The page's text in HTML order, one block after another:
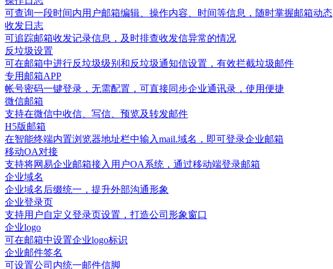
可查询一段时间内用户邮箱编辑、操作内容、时间等信息，随时掌握邮箱动态
收发日志
可追踪邮箱收发记录信息，及时排查收发信异常的情况
反垃圾设置
可在邮箱中进行反垃圾级别和反垃圾通知信设置，有效拦截垃圾邮件
专用邮箱APP
帐号密码一键登录，无需配置，可直接同步企业通讯录，使用便捷
微信邮箱
支持在微信中收信、写信、预览及转发邮件
H5版邮箱
在智能终端内置浏览器地址栏中输入mail.域名，即可登录企业邮箱
移动OA对接
支持将网易企业邮箱接入用户OA系统，通过移动端登录邮箱
企业域名
企业域名后缀统一，提升外部沟通形象
企业登录页
支持用户自定义登录页设置，打造公司形象窗口
企业logo
可在邮箱中设置企业logo标识
企业邮件签名
可设置公司内统一邮件信脚